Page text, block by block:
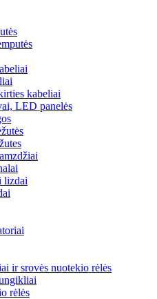
kabeliai
LED panelės
lizdai
ir srovės nuotekio rėlės
rėlės